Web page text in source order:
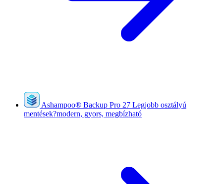
Ashampoo® Backup Pro 27 Legjobb osztályú
mentések?modern, gyors, megbízható